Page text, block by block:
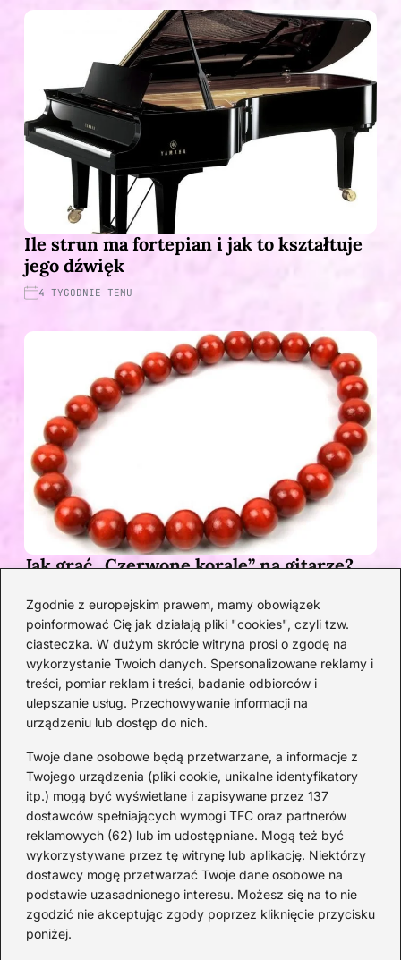
Zgodnie z europejskim prawem, mamy obowiązek
poinformować Cię jak działają pliki "cookies", czyli tzw.
ciasteczka. W dużym skrócie witryna prosi o zgodę na
wykorzystanie Twoich danych. Spersonalizowane reklamy i
treści, pomiar reklam i treści, badanie odbiorców i
ulepszanie usług. Przechowywanie informacji na
urządzeniu lub dostęp do nich.
Twoje dane osobowe będą przetwarzane, a informacje z
Twojego urządzenia (pliki cookie, unikalne identyfikatory
itp.) mogą być wyświetlane i zapisywane przez 137
dostawców spełniających wymogi TFC oraz partnerów
reklamowych (62) lub im udostępniane. Mogą też być
wykorzystywane przez tę witrynę lub aplikację. Niektórzy
dostawcy mogę przetwarzać Twoje dane osobowe na
podstawie uzasadnionego interesu. Możesz się na to nie
zgodzić nie akceptując zgody poprzez kliknięcie przycisku
poniżej.
Ile strun ma fortepian i jak to kształtuje
jego dźwięk
4 TYGODNIE TEMU
Jak grać „Czerwone korale” na gitarze?
opisem
Kategorie
Artyści(33)
DJ(21)
Epoka Baroku(15)
Instrumenty(43)
Kompozytorzy(23)
Koncerty(32)
Muzyka (207)
Opery(11)
Skrzypce (20)